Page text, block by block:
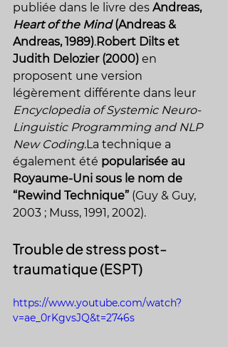
publiée dans le livre des Andreas,
Heart of the Mind (Andreas &
Andreas, 1989).Robert Dilts et
Judith Delozier (2000) en
proposent une version
légèrement différente dans leur
Encyclopedia of Systemic Neuro-
Linguistic Programming and NLP
New Coding.La technique a
également été popularisée au
Royaume-Uni sous le nom de
“Rewind Technique” (Guy & Guy,
2003 ; Muss, 1991, 2002).
Trouble de stress post-
traumatique (ESPT)
https://www.youtube.com/watch?
v=ae_0rKgvsJQ&t=2746s